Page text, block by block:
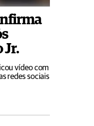
Jr.
vídeo com
redes sociais